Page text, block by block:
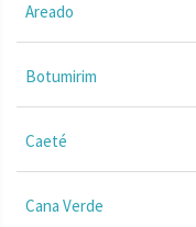
Areado
Botumirim
Caeté
Cana Verde